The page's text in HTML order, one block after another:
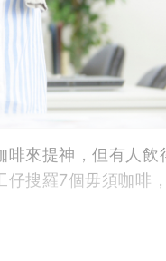
啡來提神，但有人飲
搜羅7個毋須咖啡，